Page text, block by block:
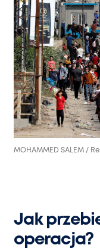
MOHAMMED SALEM /
Jak
operacja?